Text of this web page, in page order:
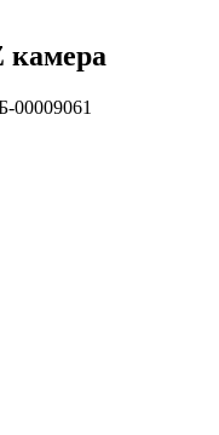
камера
00009061